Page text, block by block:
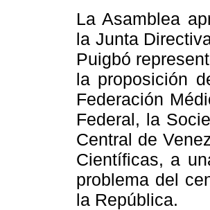
La Asamblea
la Junta
Puigbó
la proposición
Federación
Federal, la
Central de
Científicas, a
problema del
la República.